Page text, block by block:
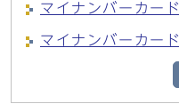
マイナンバーカー
マイナンバーカー